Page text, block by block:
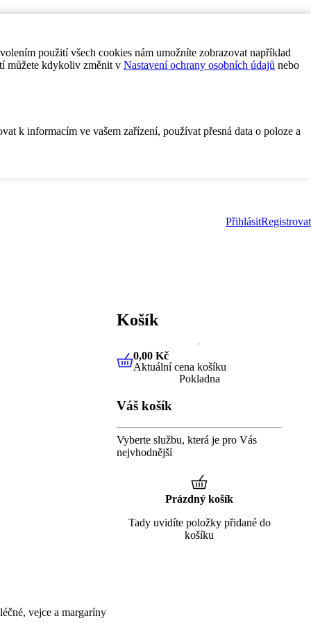
použití všech cookies nám umožníte zobrazovat například
můžete kdykoliv změnit v Nastavení ochrany osobních údajů nebo
k informacím ve vašem zařízení, používat přesná data o poloze a
PřihlásitRegistrovat
vejce a margaríny
Košík
0,00 KčAktuální cena košíku
0,00 Kč
Aktuální cena košíku
Pokladna
Váš košík
Vyberte službu, která je pro Vás
nejvhodnější
Prázdný košík
Tady uvidíte položky přidané do
košíku